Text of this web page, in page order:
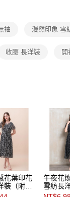
袖 漫然印象 雪
收腰 長洋裝
花葉印花
裝（附腰
午夜花
雪紡長